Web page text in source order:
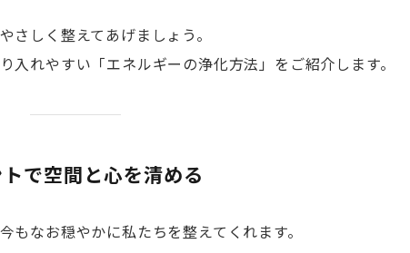
さしく整えてあげましょう。
入れやすい「エネルギーの浄化方法」をご紹介します。
で空間と心を清める
なお穏やかに私たちを整えてくれます。